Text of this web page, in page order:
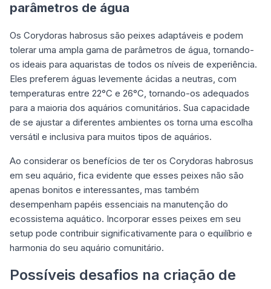
parâmetros de água
Os Corydoras habrosus são peixes adaptáveis e podem
tolerar uma ampla gama de parâmetros de água, tornando-
os ideais para aquaristas de todos os níveis de experiência.
Eles preferem águas levemente ácidas a neutras, com
temperaturas entre 22°C e 26°C, tornando-os adequados
para a maioria dos aquários comunitários. Sua capacidade
de se ajustar a diferentes ambientes os torna uma escolha
versátil e inclusiva para muitos tipos de aquários.
Ao considerar os benefícios de ter os Corydoras habrosus
em seu aquário, fica evidente que esses peixes não são
apenas bonitos e interessantes, mas também
desempenham papéis essenciais na manutenção do
ecossistema aquático. Incorporar esses peixes em seu
setup pode contribuir significativamente para o equilíbrio e
harmonia do seu aquário comunitário.
Possíveis desafios na criação de